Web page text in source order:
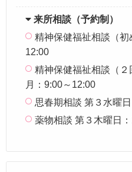
来所相談（予約制）
精神保健福祉相談（初
12:00
精神保健福祉相談（２
月：9:00～12:00
思春期相談 第３水曜
薬物相談 第３木曜日